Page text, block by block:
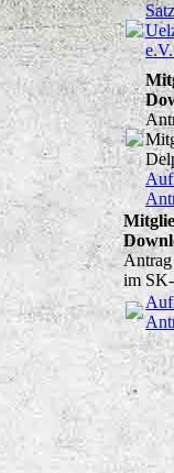
im